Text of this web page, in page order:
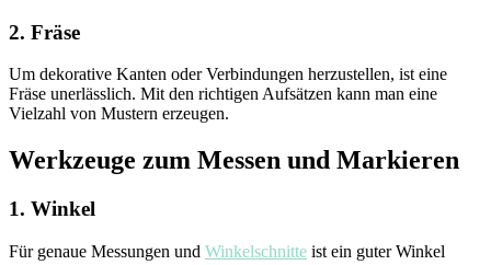
2. Fräse
Um dekorative Kanten oder Verbindungen herzustellen, ist eine
Fräse unerlässlich. Mit den richtigen Aufsätzen kann man eine
Vielzahl von Mustern erzeugen.
Werkzeuge zum Messen und Markieren
1. Winkel
Für genaue Messungen und Winkelschnitte ist ein guter Winkel